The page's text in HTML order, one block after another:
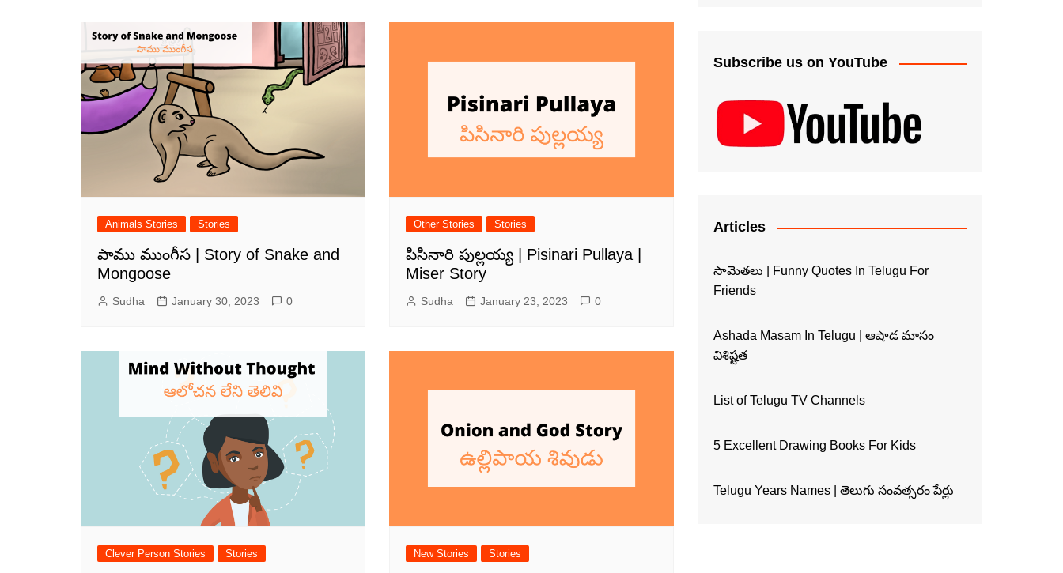
Animals Stories Stories
పాము ముంగీస | Story of Snake and
Mongoose
Sudha January 30, 2023 0
Other Stories Stories
పిసినారి పుల్లయ్య | Pisinari Pullaya |
Miser Story
Sudha January 23, 2023 0
Clever Person Stories Stories New Stories Stories
Subscribe us on YouTube
Articles
సామెతలు | Funny Quotes In Telugu For
Friends
Ashada Masam In Telugu | ఆషాడ మాసం
విశిష్టత
List of Telugu TV Channels
5 Excellent Drawing Books For Kids
Telugu Years Names | తెలుగు సంవత్సరం పేర్లు